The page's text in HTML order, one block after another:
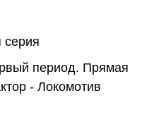
серия
период. Прямая
- Локомотив